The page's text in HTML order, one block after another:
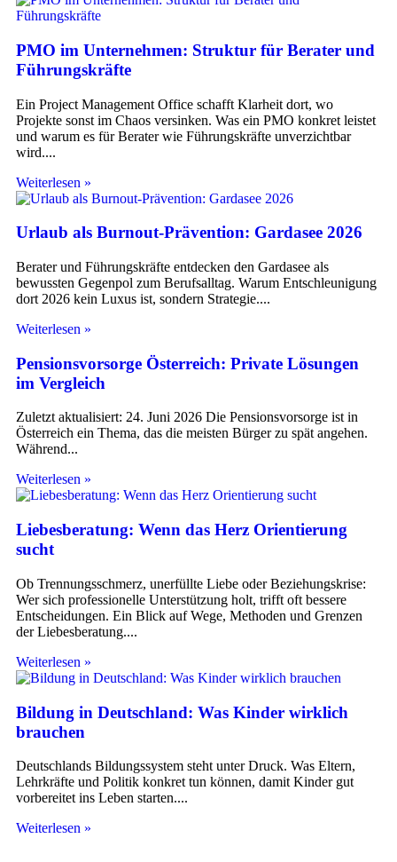
PMO im Unternehmen: Struktur für Berater und
Führungskräfte
Ein Project Management Office schafft Klarheit dort, wo
Projekte sonst im Chaos versinken. Was ein PMO konkret leistet
und warum es für Berater wie Führungskräfte unverzichtbar
wird.
Weiterlesen »
Urlaub als Burnout-Prävention: Gardasee 2026
Berater und Führungskräfte entdecken den Gardasee als
bewussten Gegenpol zum Berufsalltag. Warum Entschleunigung
dort 2026 kein Luxus ist, sondern Strategie.
Weiterlesen »
Pensionsvorsorge Österreich: Private Lösungen
im Vergleich
Zuletzt aktualisiert: 24. Juni 2026 Die Pensionsvorsorge ist in
Österreich ein Thema, das die meisten Bürger zu spät angehen.
Während
Weiterlesen »
Liebesberatung: Wenn das Herz Orientierung
sucht
Ob Trennungsschmerz, unerfüllte Liebe oder Beziehungskrise:
Wer sich professionelle Unterstützung holt, trifft oft bessere
Entscheidungen. Ein Blick auf Wege, Methoden und Grenzen
der Liebesberatung.
Weiterlesen »
Bildung in Deutschland: Was Kinder wirklich
brauchen
Deutschlands Bildungssystem steht unter Druck. Was Eltern,
Lehrkräfte und Politik konkret tun können, damit Kinder gut
vorbereitet ins Leben starten.
Weiterlesen »